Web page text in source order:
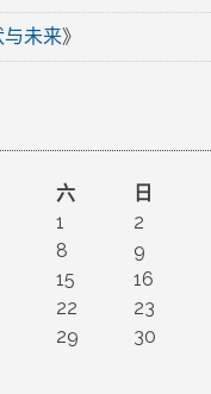
与未来》
六
日
1
2
8
9
15
16
22
23
29
30